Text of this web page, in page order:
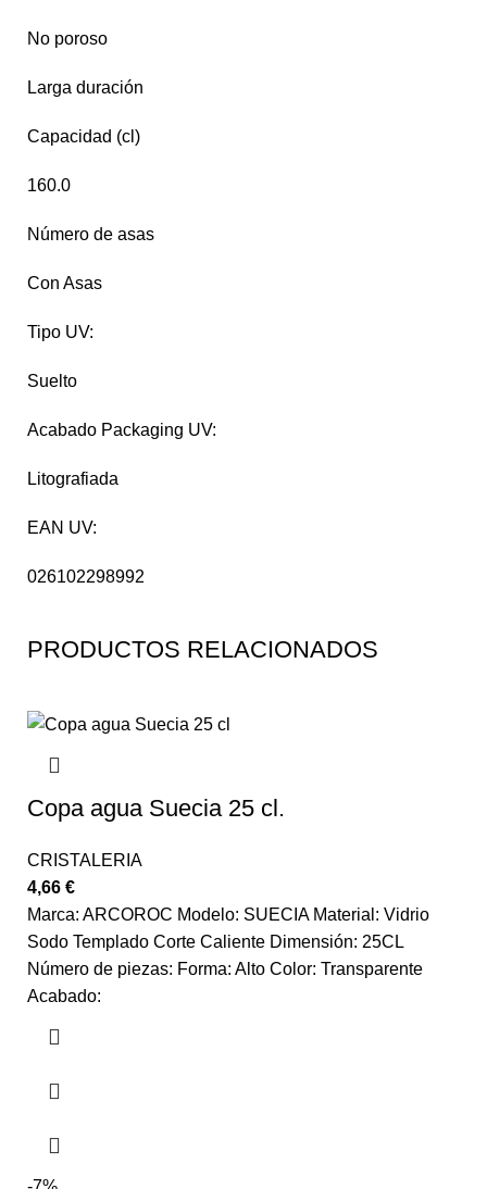
No poroso
Larga duración
Capacidad (cl)
160.0
Número de asas
Con Asas
Tipo UV:
Suelto
Acabado Packaging UV:
Litografiada
EAN UV:
026102298992
PRODUCTOS RELACIONADOS
Copa agua Suecia 25 cl.
CRISTALERIA
4,66 €
Marca: ARCOROC Modelo: SUECIA Material: Vidrio
Sodo Templado Corte Caliente Dimensión: 25CL
Número de piezas: Forma: Alto Color: Transparente
Acabado: